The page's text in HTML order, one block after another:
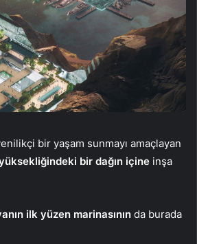
bir yaşam sunmayı amaçlayan
bir dağın içine inşa
ilk yüzen marinasının da burada